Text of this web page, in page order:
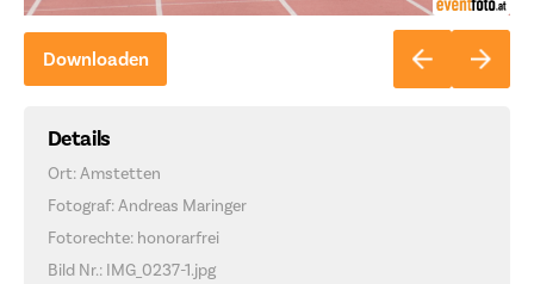
Downloaden
Details
Ort: Amstetten
Fotograf: Andreas Maringer
Fotorechte: honorarfrei
Bild Nr.: IMG_0237-1.jpg